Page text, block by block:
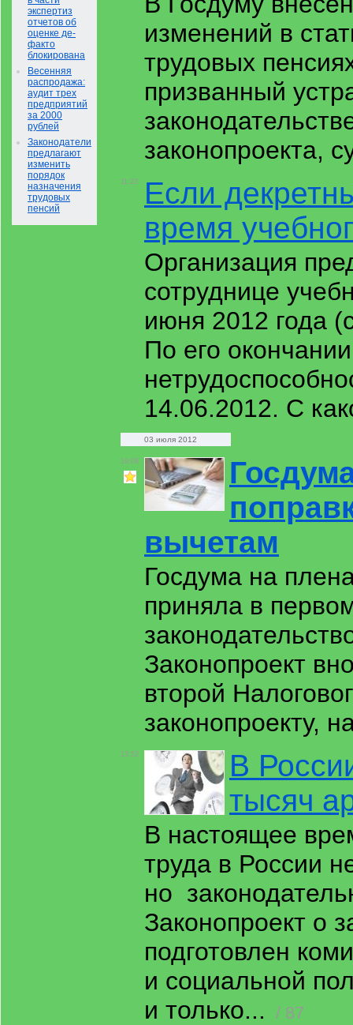
экспертиз
отчетов об
оценке де-
факто
блокирована
Весенняя
распродажа:
аудит трех
предприятий
за 2000
рублей
Законодатели
предлагают
изменить
порядок
назначения
трудовых
пенсий
изменений в
трудовых
призванный
законопроекта,
11:23
Если
время
Организация
сотруднице
июня 2012 года
По его
14.06.2012. С
03 июля 2012
19:08
вычетам
Госдума на
приняла в
Законопроект
второй
законопроекту,
13:52
В
тысяч
В настоящее
труда в России
но
Законопроект о
подготовлен
и социальной
и только...
/ 87